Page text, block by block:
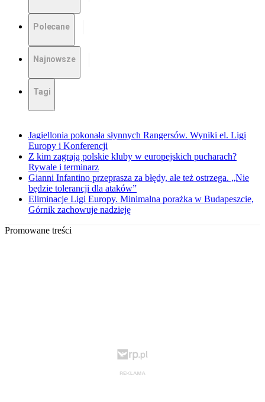
Polecane
Najnowsze
Tagi
Jagiellonia pokonała słynnych Rangersów. Wyniki el. Ligi
Europy i Konferencji
Z kim zagrają polskie kluby w europejskich pucharach?
Rywale i terminarz
Gianni Infantino przeprasza za błędy, ale też ostrzega. „Nie
będzie tolerancji dla ataków”
Eliminacje Ligi Europy. Minimalna porażka w Budapeszcie,
Górnik zachowuje nadzieję
Promowane treści